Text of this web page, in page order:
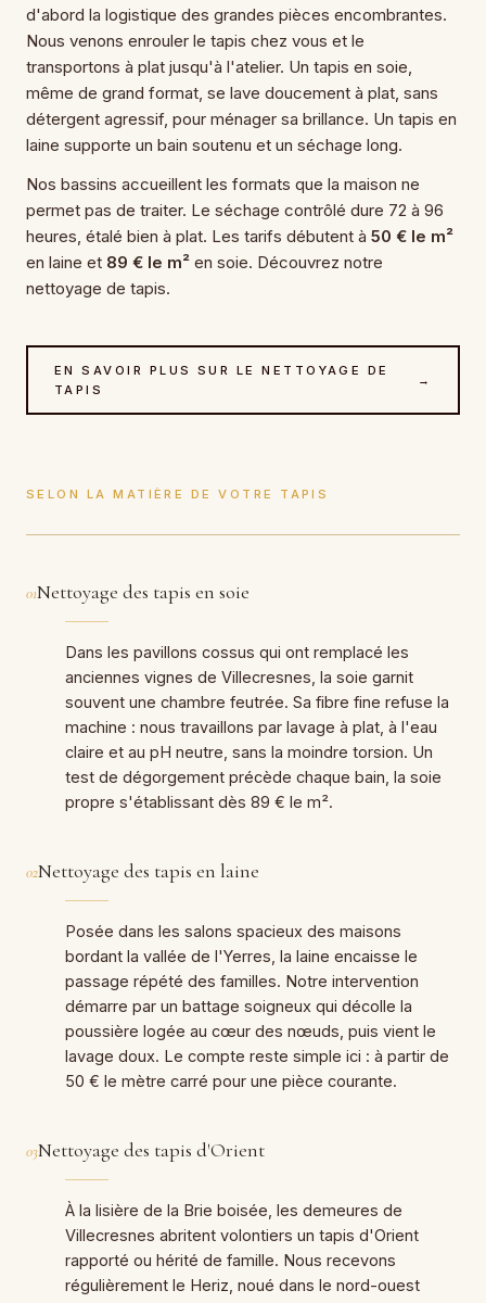
d'abord la logistique des grandes pièces encombrantes.
Nous venons enrouler le tapis chez vous et le
transportons à plat jusqu'à l'atelier. Un tapis en soie,
même de grand format, se lave doucement à plat, sans
détergent agressif, pour ménager sa brillance. Un tapis en
laine supporte un bain soutenu et un séchage long.
Nos bassins accueillent les formats que la maison ne
permet pas de traiter. Le séchage contrôlé dure 72 à 96
heures, étalé bien à plat. Les tarifs débutent à 50 € le m²
en laine et 89 € le m² en soie. Découvrez notre
nettoyage de tapis.
EN SAVOIR PLUS SUR LE NETTOYAGE DE
TAPIS
→
SELON LA MATIÈRE DE VOTRE TAPIS
01Nettoyage des tapis en soie
Dans les pavillons cossus qui ont remplacé les
anciennes vignes de Villecresnes, la soie garnit
souvent une chambre feutrée. Sa fibre fine refuse la
machine : nous travaillons par lavage à plat, à l'eau
claire et au pH neutre, sans la moindre torsion. Un
test de dégorgement précède chaque bain, la soie
propre s'établissant dès 89 € le m².
02Nettoyage des tapis en laine
Posée dans les salons spacieux des maisons
bordant la vallée de l'Yerres, la laine encaisse le
passage répété des familles. Notre intervention
démarre par un battage soigneux qui décolle la
poussière logée au cœur des nœuds, puis vient le
lavage doux. Le compte reste simple ici : à partir de
50 € le mètre carré pour une pièce courante.
03Nettoyage des tapis d'Orient
À la lisière de la Brie boisée, les demeures de
Villecresnes abritent volontiers un tapis d'Orient
rapporté ou hérité de famille. Nous recevons
régulièrement le Heriz, noué dans le nord-ouest